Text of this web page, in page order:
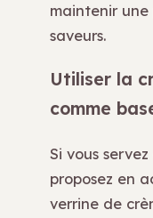
maintenir
saveurs.
Utiliser la
comme
Si vous
proposez en
verrine de